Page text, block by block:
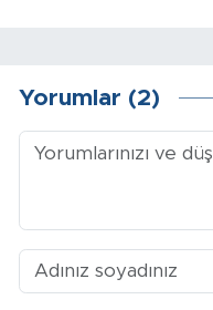
Yorumlar (2)